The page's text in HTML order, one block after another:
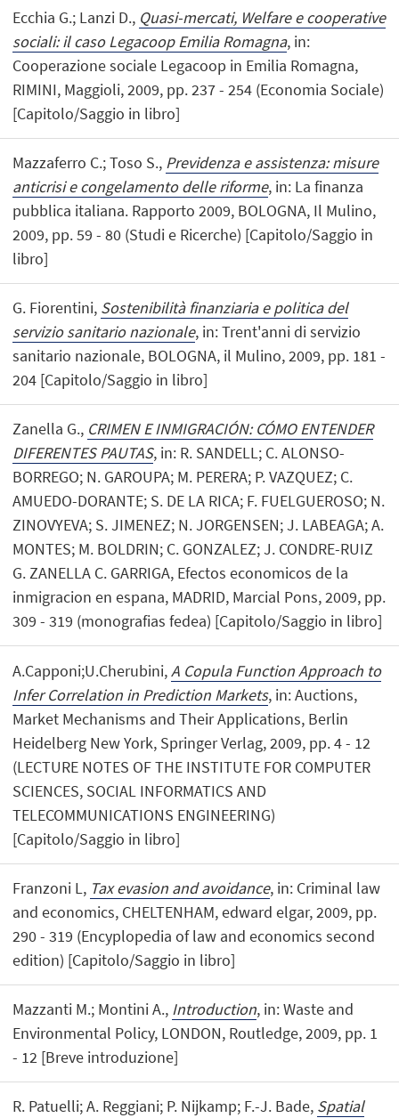
Ecchia G.; Lanzi D., Quasi-mercati, Welfare e cooperative
sociali: il caso Legacoop Emilia Romagna, in:
Cooperazione sociale Legacoop in Emilia Romagna,
RIMINI, Maggioli, 2009, pp. 237 - 254 (Economia Sociale)
[Capitolo/Saggio in libro]
Mazzaferro C.; Toso S., Previdenza e assistenza: misure
anticrisi e congelamento delle riforme, in: La finanza
pubblica italiana. Rapporto 2009, BOLOGNA, Il Mulino,
2009, pp. 59 - 80 (Studi e Ricerche) [Capitolo/Saggio in
libro]
G. Fiorentini, Sostenibilità finanziaria e politica del
servizio sanitario nazionale, in: Trent'anni di servizio
sanitario nazionale, BOLOGNA, il Mulino, 2009, pp. 181 -
204 [Capitolo/Saggio in libro]
Zanella G., CRIMEN E INMIGRACIÓN: CÓMO ENTENDER
DIFERENTES PAUTAS, in: R. SANDELL; C. ALONSO-
BORREGO; N. GAROUPA; M. PERERA; P. VAZQUEZ; C.
AMUEDO-DORANTE; S. DE LA RICA; F. FUELGUEROSO; N.
ZINOVYEVA; S. JIMENEZ; N. JORGENSEN; J. LABEAGA; A.
MONTES; M. BOLDRIN; C. GONZALEZ; J. CONDRE-RUIZ
G. ZANELLA C. GARRIGA, Efectos economicos de la
inmigracion en espana, MADRID, Marcial Pons, 2009, pp.
309 - 319 (monografias fedea) [Capitolo/Saggio in libro]
A.Capponi;U.Cherubini,A Copula Function Approach to
Infer Correlation in Prediction Markets, in: Auctions,
Market Mechanisms and Their Applications, Berlin
Heidelberg New York, Springer Verlag, 2009, pp. 4 - 12
(LECTURE NOTES OF THE INSTITUTE FOR COMPUTER
SCIENCES, SOCIAL INFORMATICS AND
TELECOMMUNICATIONS ENGINEERING)
[Capitolo/Saggio in libro]
Franzoni L, Tax evasion and avoidance, in: Criminal law
and economics, CHELTENHAM, edward elgar, 2009, pp.
290 - 319 (Encyplopedia of law and economics second
edition) [Capitolo/Saggio in libro]
Mazzanti M.; Montini A., Introduction, in: Waste and
Environmental Policy, LONDON, Routledge, 2009, pp. 1
- 12 [Breve introduzione]
R. Patuelli; A. Reggiani; P. Nijkamp; F.-J. Bade, Spatial